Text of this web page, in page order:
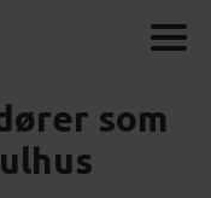
som